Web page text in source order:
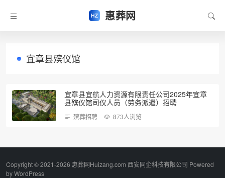
惠葬网
宜章县殡仪馆
宜章县宜航人力资源有限责任公司2025年宜章
县殡仪馆司仪人员（劳务派遣）招聘
殡葬招聘 873人浏览
Copyright © 2021-2026 惠葬网Huizang.com 西安同企科技有限公司 Powered
byWordPress